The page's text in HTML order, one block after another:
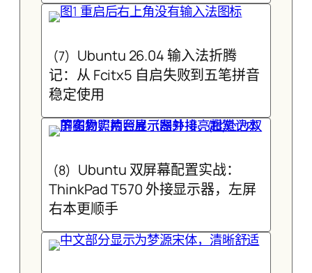
(7) Ubuntu 26.04 输入法折腾
记：从 Fcitx5 自启失败到五笔拼音
稳定使用
(8) Ubuntu 双屏幕配置实战：
ThinkPad T570 外接显示器，左屏
右本更顺手